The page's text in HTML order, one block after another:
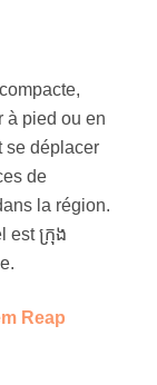
à pied ou en
se déplacer
de
la région.
est ក្រុង
Reap